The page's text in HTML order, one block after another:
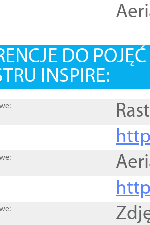
DO
INSPIRE: